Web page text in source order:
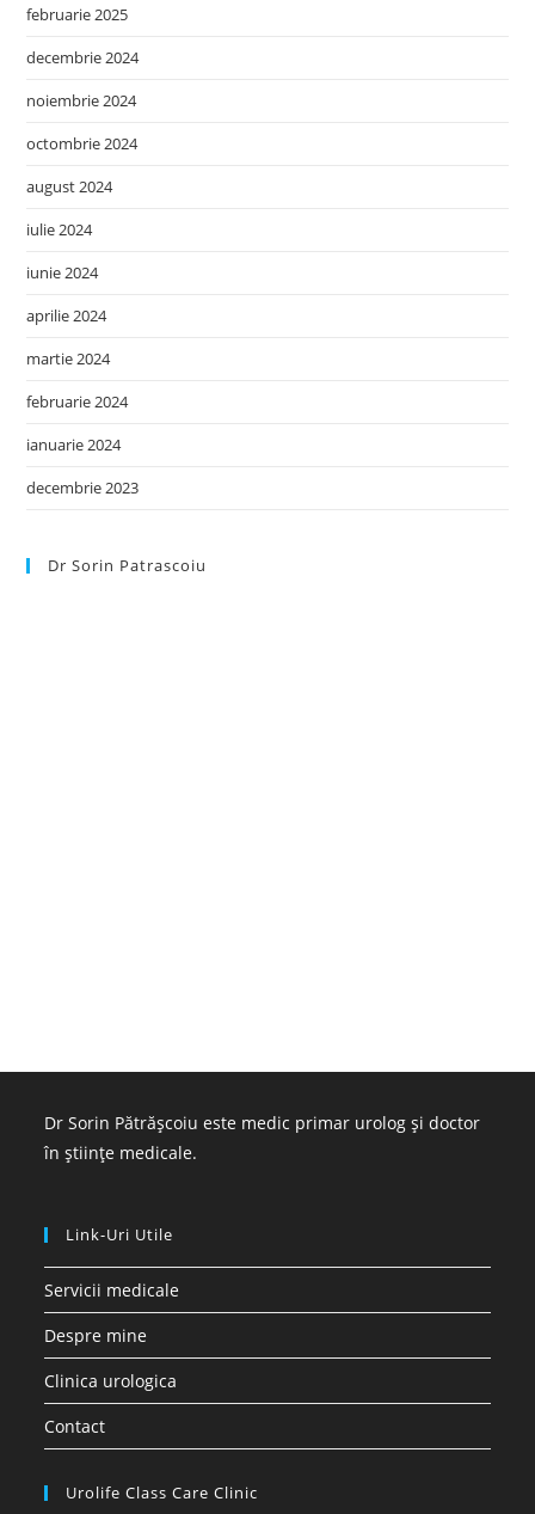
februarie 2025
decembrie 2024
noiembrie 2024
octombrie 2024
august 2024
iulie 2024
iunie 2024
aprilie 2024
martie 2024
februarie 2024
ianuarie 2024
decembrie 2023
Dr Sorin Patrascoiu
Dr Sorin Pătrășcoiu este medic primar urolog și doctor
în științe medicale.
Link-Uri Utile
Servicii medicale
Despre mine
Clinica urologica
Contact
Urolife Class Care Clinic